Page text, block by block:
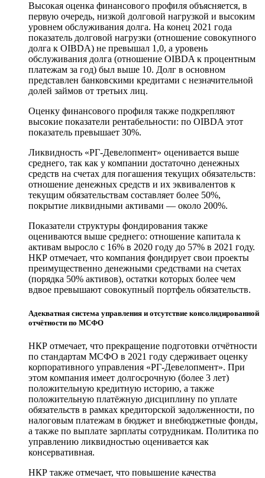
Высокая оценка финансового профиля объясняется, в
первую очередь, низкой долговой нагрузкой и высоким
уровнем обслуживания долга. На конец 2021 года
показатель долговой нагрузки (отношение совокупного
долга к OIBDA) не превышал 1,0, а уровень
обслуживания долга (отношение OIBDA к процентным
платежам за год) был выше 10. Долг в основном
представлен банковскими кредитами с незначительной
долей займов от третьих лиц.
Оценку финансового профиля также подкрепляют
высокие показатели рентабельности: по OIBDA этот
показатель превышает 30%.
Ликвидность «РГ-Девелопмент» оценивается выше
среднего, так как у компании достаточно денежных
средств на счетах для погашения текущих обязательств:
отношение денежных средств и их эквивалентов к
текущим обязательствам составляет более 50%,
покрытие ликвидными активами — около 200%.
Показатели структуры фондирования также
оцениваются выше среднего: отношение капитала к
активам выросло с 16% в 2020 году до 57% в 2021 году.
НКР отмечает, что компания фондирует свои проекты
преимущественно денежными средствами на счетах
(порядка 50% активов), остатки которых более чем
вдвое превышают совокупный портфель обязательств.
Адекватная система управления и отсутствие консолидированной
отчётности по МСФО
НКР отмечает, что прекращение подготовки отчётности
по стандартам МСФО в 2021 году сдерживает оценку
корпоративного управления «РГ-Девелопмент». При
этом компания имеет долгосрочную (более 3 лет)
положительную кредитную историю, а также
положительную платёжную дисциплину по уплате
обязательств в рамках кредиторской задолженности, по
налоговым платежам в бюджет и внебюджетные фонды,
а также по выплате зарплаты сотрудникам. Политика по
управлению ликвидностью оценивается как
консервативная.
НКР также отмечает, что повышение качества